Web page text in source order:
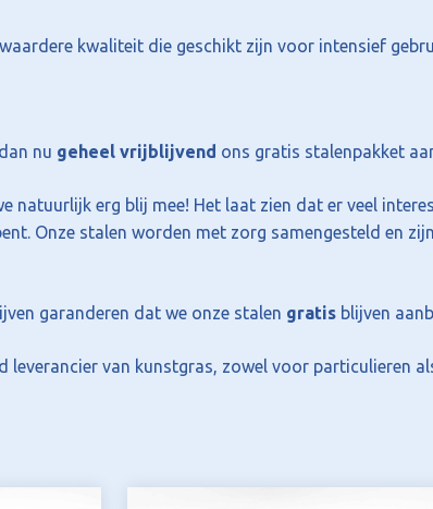
kwaliteit die geschikt zijn voor intensief
nu geheel vrijblijvend ons gratis stalenpakket
erg blij mee! Het laat zien dat er veel
Onze stalen worden met zorg samengesteld en
garanderen dat we onze stalen gratis blijven
van kunstgras, zowel voor particulieren